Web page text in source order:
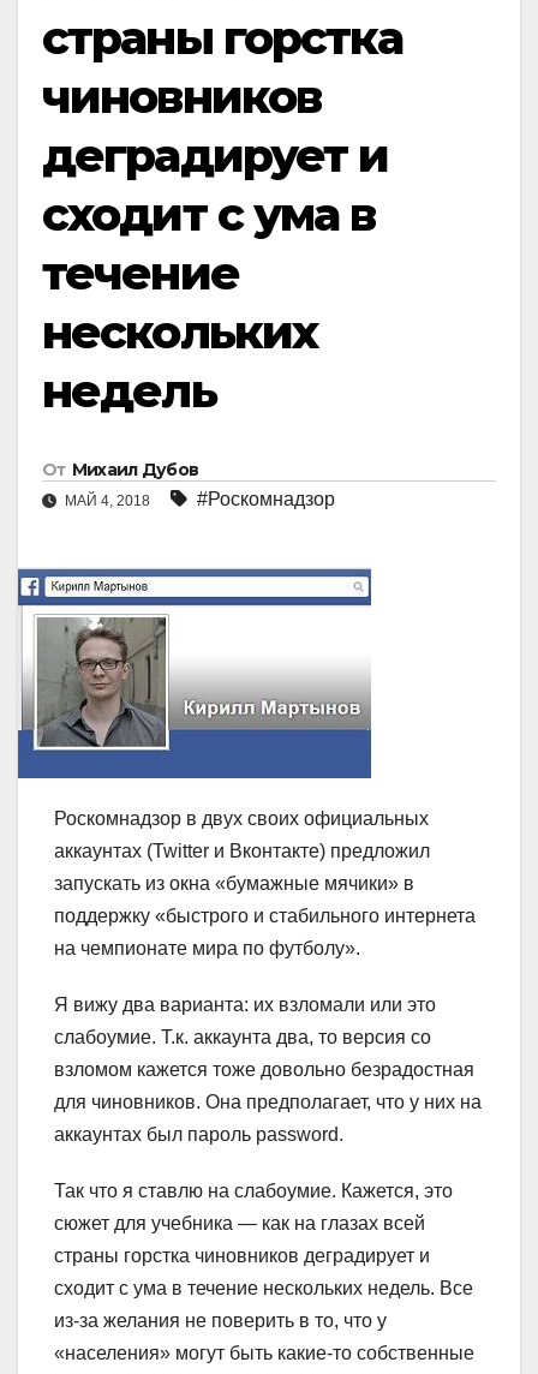
страны горстка
чиновников
деградирует и
сходит с ума в
течение
нескольких
недель
От Михаил Дубов
МАЙ 4, 2018 #Роскомнадзор
Роскомнадзор в двух своих официальных
аккаунтах (Twitter и Вконтакте) предложил
запускать из окна «бумажные мячики» в
поддержку «быстрого и стабильного интернета
на чемпионате мира по футболу».
Я вижу два варианта: их взломали или это
слабоумие. Т.к. аккаунта два, то версия со
взломом кажется тоже довольно безрадостная
для чиновников. Она предполагает, что у них на
аккаунтах был пароль password.
Так что я ставлю на слабоумие. Кажется, это
сюжет для учебника — как на глазах всей
страны горстка чиновников деградирует и
сходит с ума в течение нескольких недель. Все
из-за желания не поверить в то, что у
«населения» могут быть какие-то собственные